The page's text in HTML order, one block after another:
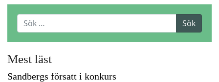
Mest läst
Sandbergs försatt i konkurs